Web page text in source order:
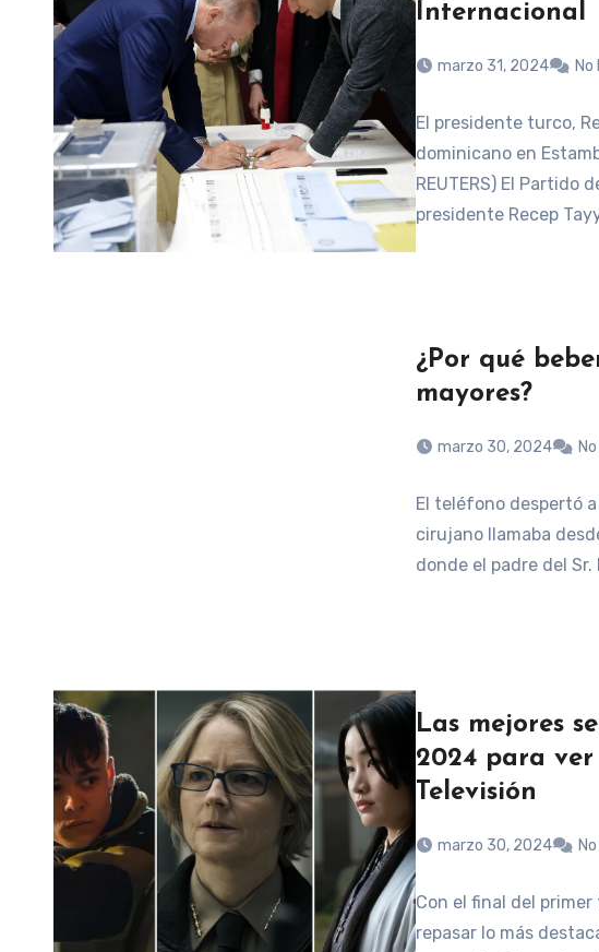
Internacional
marzo 31, 2024
El presidente turco,
dominicano en
REUTERS) El Partido
presidente Recep
¿Por qué
mayores?
marzo 30, 2024
El teléfono despertó
cirujano llamaba
donde el padre del
Las mejores
2024 para ver
Televisión
marzo 30, 2024
Con el final del
repasar lo más